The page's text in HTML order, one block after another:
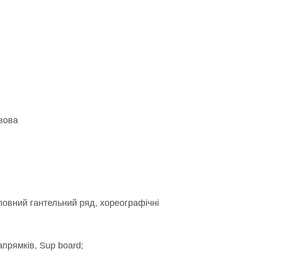
гантельний ряд, хореографічні
Sup board;